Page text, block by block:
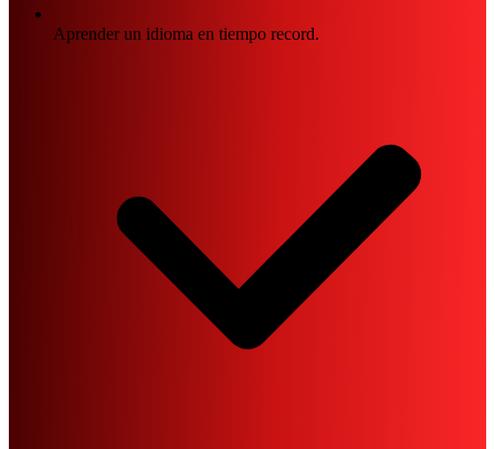
Aprender un idioma en tiempo record.